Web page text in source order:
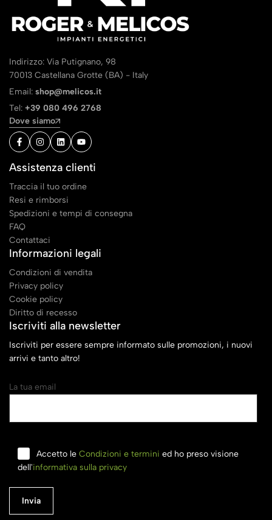
Indirizzo: Via Putignano, 98
70013 Castellana Grotte (BA) - Italy
Email: shop@melicos.it
Tel: +39 080 496 2768
Dove siamo
Assistenza clienti
Traccia il tuo ordine
Resi e rimborsi
Spedizioni e tempi di consegna
FAQ
Contattaci
Informazioni legali
Condizioni di vendita
Privacy policy
Cookie policy
Diritto di recesso
Iscriviti alla newsletter
Iscriviti per essere sempre informato sulle promozioni, i nuovi
arrivi e tanto altro!
La tua email
Accetto le Condizioni e termini ed ho preso visione
dell'informativa sulla privacy